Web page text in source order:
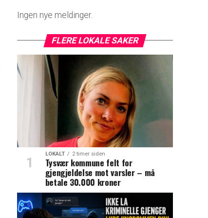
Ingen nye meldinger.
FLERE LOKALE SAKER
LOKALT 2 timer siden
Tysvær kommune felt for
gjengjeldelse mot varsler – må
betale 30.000 kroner